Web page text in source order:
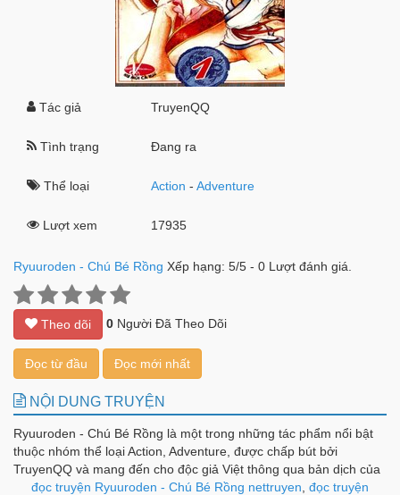
Tác giả TruyenQQ
Tình trạng Đang ra
Thể loại Action -Adventure
Lượt xem 17935
Ryuuroden - Chú Bé Rồng Xếp hạng: 5/5 - 0 Lượt đánh giá.
Theo dõi 0 Người Đã Theo Dõi
Đọc từ đầu Đọc mới nhất
NỘI DUNG TRUYỆN
Ryuuroden - Chú Bé Rồng là một trong những tác phẩm nổi bật
thuộc nhóm thể loại Action, Adventure, được chấp bút bởi
TruyenQQ và mang đến cho độc giả Việt thông qua bản dịch của
Manga Theo Yêu Cầu. Bộ truyện gây ấn tượng nhờ cách kể
đọc truyện Ryuuroden - Chú Bé Rồng nettruyen đọc truyện